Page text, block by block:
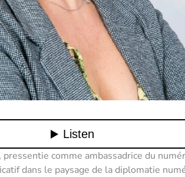
pressentie comme ambassadrice du
dans le paysage de la diplomatie